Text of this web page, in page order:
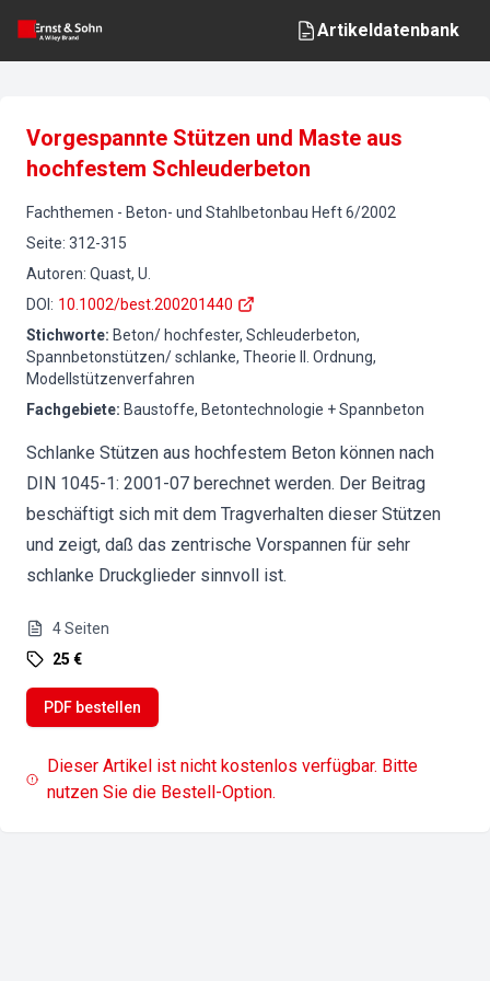
Artikeldatenbank
Vorgespannte Stützen und Maste aus
hochfestem Schleuderbeton
Fachthemen - Beton- und Stahlbetonbau Heft6/2002
Seite: 312-315
Autoren: Quast, U.
DOI : 10.1002/best.200201440
Stichworte: Beton/ hochfester, Schleuderbeton,
Spannbetonstützen/ schlanke, Theorie II. Ordnung,
Modellstützenverfahren
Fachgebiete: Baustoffe, Betontechnologie + Spannbeton
Schlanke Stützen aus hochfestem Beton können nach
DIN 1045-1: 2001-07 berechnet werden. Der Beitrag
beschäftigt sich mit dem Tragverhalten dieser Stützen
und zeigt, daß das zentrische Vorspannen für sehr
schlanke Druckglieder sinnvoll ist.
4Seiten
25 €
PDF bestellen
Dieser Artikel ist nicht kostenlos verfügbar. Bitte
nutzen Sie die Bestell-Option.